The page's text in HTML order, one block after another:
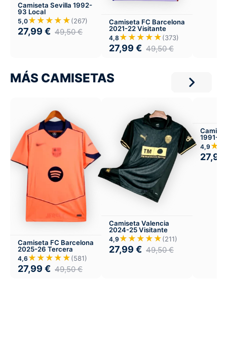
Camiseta Sevilla 1992-
93 Local
5,0★★★★★(267)
27,99 € 49,50€
Camiseta FC Barcelona
2021-22 Visitante
4,8 ★★★★★(373)
27,99 € 49,50€
MÁS CAMISETAS
Camiseta FC Barcelona
2025-26 Tercera
4,6 ★★★★★(581)
27,99 € 49,50€
Camiseta Valencia
2024-25 Visitante
4,9 ★★★★★(211)
27,99 € 49,50€
1991-
4,9
27,99